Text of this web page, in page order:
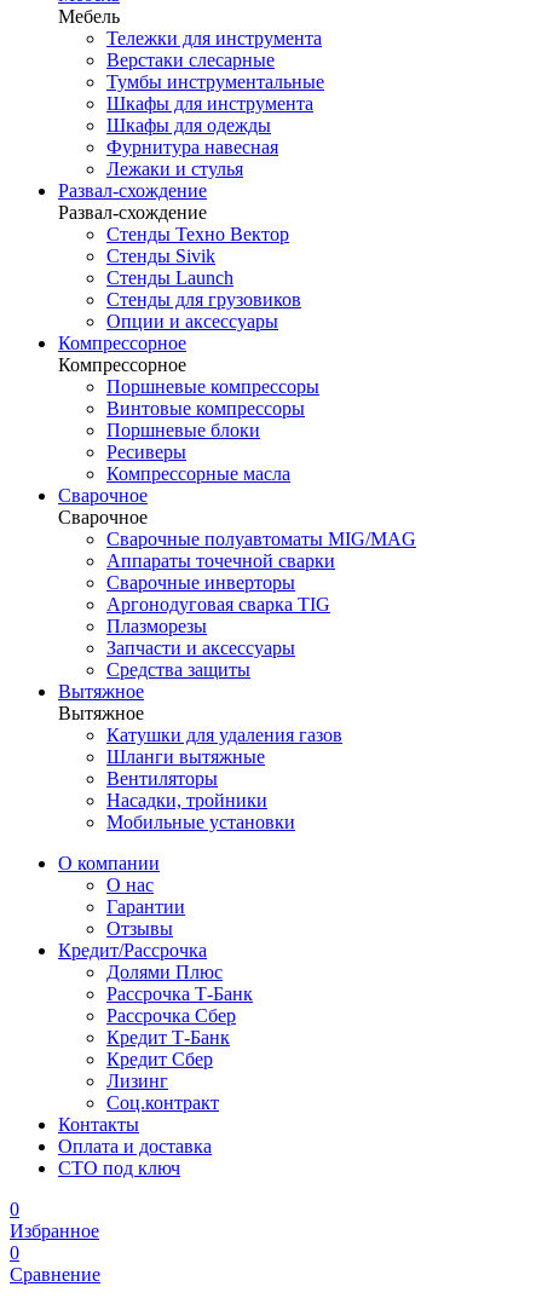
Мебель
Тележки для инструмента
Верстаки слесарные
Тумбы инструментальные
Шкафы для инструмента
Шкафы для одежды
Фурнитура навесная
Лежаки и стулья
Развал-схождение
Развал-схождение
Стенды Техно Вектор
Стенды Sivik
Стенды Launch
Стенды для грузовиков
Опции и аксессуары
Компрессорное
Компрессорное
Поршневые компрессоры
Винтовые компрессоры
Поршневые блоки
Ресиверы
Компрессорные масла
Сварочное
Сварочное
Сварочные полуавтоматы MIG/MAG
Аппараты точечной сварки
Сварочные инверторы
Аргонодуговая сварка TIG
Плазморезы
Запчасти и аксессуары
Средства защиты
Вытяжное
Вытяжное
Катушки для удаления газов
Шланги вытяжные
Вентиляторы
Насадки, тройники
Мобильные установки
О компании
О нас
Гарантии
Отзывы
Кредит/Рассрочка
Долями Плюс
Рассрочка Т-Банк
Рассрочка Сбер
Кредит Т-Банк
Кредит Сбер
Лизинг
Соц.контракт
Контакты
Оплата и доставка
СТО под ключ
0
Избранное
0
Сравнение